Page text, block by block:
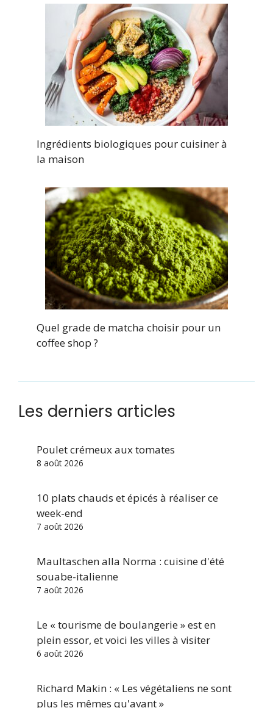
Ingrédients biologiques pour cuisiner à
la maison
Quel grade de matcha choisir pour un
coffee shop ?
Les derniers articles
Poulet crémeux aux tomates
8 août 2026
10 plats chauds et épicés à réaliser ce
week-end
7 août 2026
Maultaschen alla Norma : cuisine d'été
souabe-italienne
7 août 2026
Le « tourisme de boulangerie » est en
plein essor, et voici les villes à visiter
6 août 2026
Richard Makin : « Les végétaliens ne sont
plus les mêmes qu'avant »